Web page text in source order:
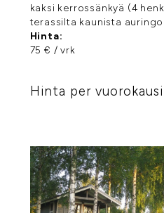
kaksi kerrossänkyä (4
terassilta kaunista
Hinta:
75 € / vrk
Hinta per vuorokausi